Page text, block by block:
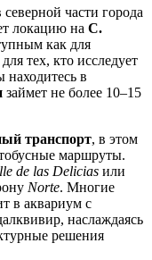
части города
локацию на C.
как для
тех, кто исследует
в
займет не более 10–15
транспорт, в этом
маршруты.
de las Delicias или
Norte. Многие
в аквариум с
наслаждаясь
решения